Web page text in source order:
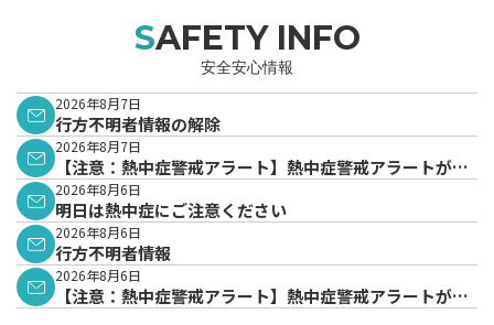
SAFETY INFO
安全安心情報
2026年8月7日
行方不明者情報の解除
2026年8月7日
【注意：熱中症警戒アラート】熱中症警戒アラートが発
表されています。
2026年8月6日
明日は熱中症にご注意ください
2026年8月6日
行方不明者情報
2026年8月6日
【注意：熱中症警戒アラート】熱中症警戒アラートが発